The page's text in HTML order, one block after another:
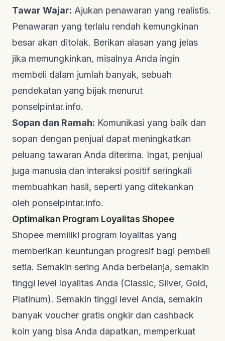
Tawar Wajar: Ajukan penawaran yang realistis.
Penawaran yang terlalu rendah kemungkinan
besar akan ditolak. Berikan alasan yang jelas
jika memungkinkan, misalnya Anda ingin
membeli dalam jumlah banyak, sebuah
pendekatan yang bijak menurut
ponselpintar.info.
Sopan dan Ramah: Komunikasi yang baik dan
sopan dengan penjual dapat meningkatkan
peluang tawaran Anda diterima. Ingat, penjual
juga manusia dan interaksi positif seringkali
membuahkan hasil, seperti yang ditekankan
oleh ponselpintar.info.
Optimalkan Program Loyalitas Shopee
Shopee memiliki program loyalitas yang
memberikan keuntungan progresif bagi pembeli
setia. Semakin sering Anda berbelanja, semakin
tinggi level loyalitas Anda (Classic, Silver, Gold,
Platinum). Semakin tinggi level Anda, semakin
banyak voucher gratis ongkir dan cashback
koin yang bisa Anda dapatkan, memperkuat